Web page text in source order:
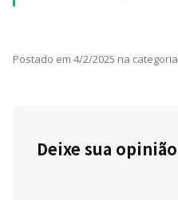
Postado em 4/2/2025 na categoria
Deixe sua opinião